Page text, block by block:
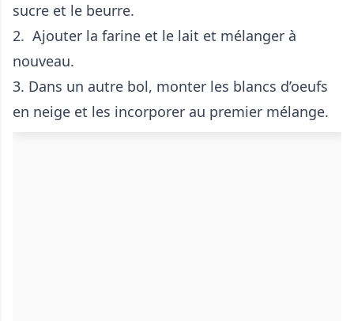
sucre et le beurre.
2. Ajouter la farine et le lait et mélanger à
nouveau.
3. Dans un autre bol, monter les blancs d’oeufs
en neige et les incorporer au premier mélange.